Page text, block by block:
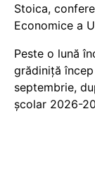
Stoica,
Economice a
Peste o lună
grădiniță
septembrie,
școlar 2026-